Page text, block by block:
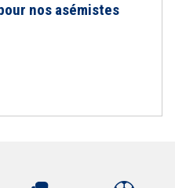
nos asémistes